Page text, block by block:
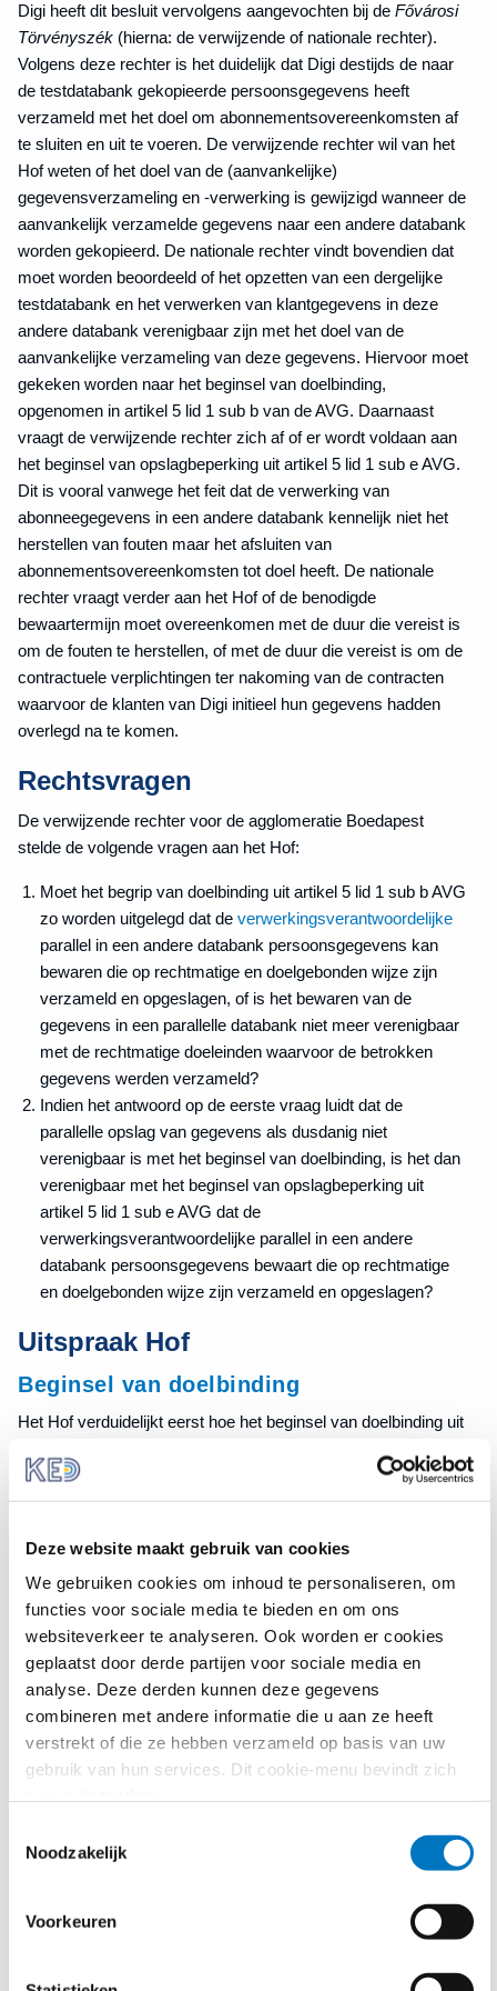
Deze website maakt gebruik van cookies
We gebruiken cookies om inhoud te personaliseren, om
functies voor sociale media te bieden en om ons
websiteverkeer te analyseren. Ook worden er cookies
geplaatst door derde partijen voor sociale media en
analyse. Deze derden kunnen deze gegevens
combineren met andere informatie die u aan ze heeft
verstrekt of die ze hebben verzameld op basis van uw
gebruik van hun services. Dit cookie-menu bevindt zich
Noodzakelijk
Voorkeuren
Digi heeft dit besluit vervolgens aangevochten bij de Fővárosi
Törvényszék (hierna: de verwijzende of nationale rechter).
Volgens deze rechter is het duidelijk dat Digi destijds de naar
de testdatabank gekopieerde persoonsgegevens heeft
verzameld met het doel om abonnementsovereenkomsten af
te sluiten en uit te voeren. De verwijzende rechter wil van het
Hof weten of het doel van de (aanvankelijke)
gegevensverzameling en -verwerking is gewijzigd wanneer de
aanvankelijk verzamelde gegevens naar een andere databank
worden gekopieerd. De nationale rechter vindt bovendien dat
moet worden beoordeeld of het opzetten van een dergelijke
testdatabank en het verwerken van klantgegevens in deze
andere databank verenigbaar zijn met het doel van de
aanvankelijke verzameling van deze gegevens. Hiervoor moet
gekeken worden naar het beginsel van doelbinding,
opgenomen in artikel 5 lid 1 sub b van de AVG. Daarnaast
vraagt de verwijzende rechter zich af of er wordt voldaan aan
het beginsel van opslagbeperking uit artikel 5 lid 1 sub e AVG.
Dit is vooral vanwege het feit dat de verwerking van
abonneegegevens in een andere databank kennelijk niet het
herstellen van fouten maar het afsluiten van
abonnementsovereenkomsten tot doel heeft. De nationale
rechter vraagt verder aan het Hof of de benodigde
bewaartermijn moet overeenkomen met de duur die vereist is
om de fouten te herstellen, of met de duur die vereist is om de
contractuele verplichtingen ter nakoming van de contracten
waarvoor de klanten van Digi initieel hun gegevens hadden
overlegd na te komen.
Rechtsvragen
De verwijzende rechter voor de agglomeratie Boedapest
stelde de volgende vragen aan het Hof:
Moet het begrip van doelbinding uit artikel 5 lid 1 sub b AVG
zo worden uitgelegd dat de verwerkingsverantwoordelijke
parallel in een andere databank persoonsgegevens kan
bewaren die op rechtmatige en doelgebonden wijze zijn
verzameld en opgeslagen, of is het bewaren van de
gegevens in een parallelle databank niet meer verenigbaar
met de rechtmatige doeleinden waarvoor de betrokken
gegevens werden verzameld?
Indien het antwoord op de eerste vraag luidt dat de
parallelle opslag van gegevens als dusdanig niet
verenigbaar is met het beginsel van doelbinding, is het dan
verenigbaar met het beginsel van opslagbeperking uit
artikel 5 lid 1 sub e AVG dat de
verwerkingsverantwoordelijke parallel in een andere
databank persoonsgegevens bewaart die op rechtmatige
en doelgebonden wijze zijn verzameld en opgeslagen?
Uitspraak Hof
Beginsel van doelbinding
Het Hof verduidelijkt eerst hoe het beginsel van doelbinding uit
draait het om twee vereisten: 1) de doeleinden van de
aanvankelijke verzameling vanpersoonsgegevensen 2) de
vereiste blijkt uit eerdere rechtspraak van het Hof (
) dat dit impliceert dat de doeleinden van de verwerking uiterlijk
bij het verzamelen van de persoonsgegevens vaststaan,
duidelijk zijn geformuleerd en een rechtmatige verwerking
waarborgen. In de voorliggende zaak blijkt dat de verzamelde
persoonsgegevens zijn verzameld voor welbepaalde,
uitdrukkelijk omschreven en gerechtvaardigde doeleinden,
namelijk het afsluiten en uitvoeren van
abonnementsovereenkomsten.
onverenigbaar is met die doeleinden. Wanneer er, zoals in het
databank waarin persoonsgegevens worden vastgelegd en
opgeslagen, gaat het om ‘verdere verwerking’ van gegevens
die niet meer voldoet aan het oorspronkelijke doel van de